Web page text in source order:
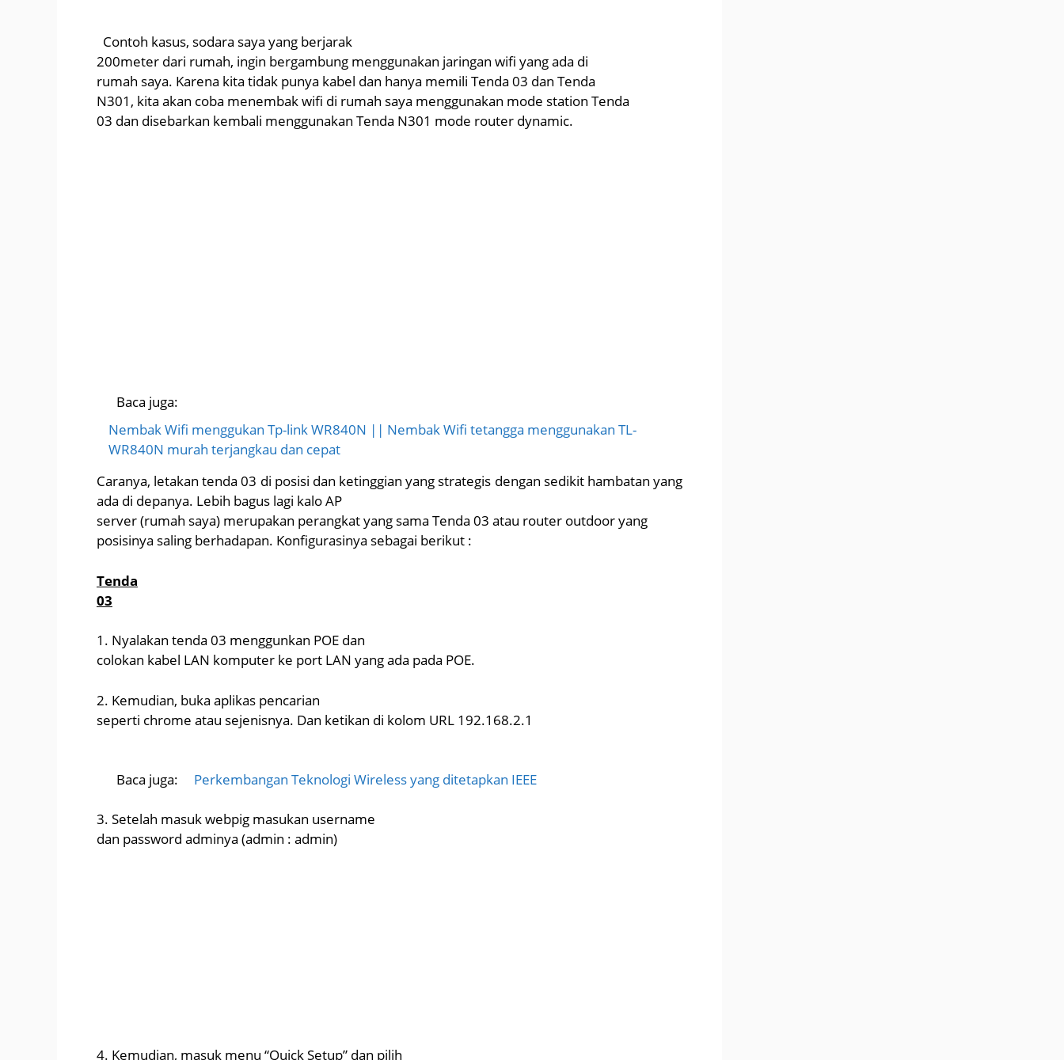
Contoh kasus, sodara saya yang berjarak
200meter dari rumah, ingin bergambung menggunakan jaringan wifi yang ada di
rumah saya. Karena kita tidak punya kabel dan hanya memili Tenda 03 dan Tenda
N301, kita akan coba menembak wifi di rumah saya menggunakan mode station Tenda
03 dan disebarkan kembali menggunakan Tenda N301 mode router dynamic.
Baca juga:
Nembak Wifi menggukan Tp-link WR840N || Nembak Wifi tetangga menggunakan TL-
WR840N murah terjangkau dan cepat
Caranya, letakan tenda 03 di posisi dan ketinggian yang strategis dengan sedikit hambatan yang
ada di depanya. Lebih bagus lagi kalo AP
server (rumah saya) merupakan perangkat yang sama Tenda 03 atau router outdoor yang
posisinya saling berhadapan. Konfigurasinya sebagai berikut :
Tenda
03
1. Nyalakan tenda 03 menggunkan POE dan
colokan kabel LAN komputer ke port LAN yang ada pada POE.
2. Kemudian, buka aplikas pencarian
seperti chrome atau sejenisnya. Dan ketikan di kolom URL 192.168.2.1
Baca juga: Perkembangan Teknologi Wireless yang ditetapkan IEEE
3. Setelah masuk webpig masukan username
dan password adminya (admin : admin)
4. Kemudian, masuk menu “Quick Setup” dan pilih